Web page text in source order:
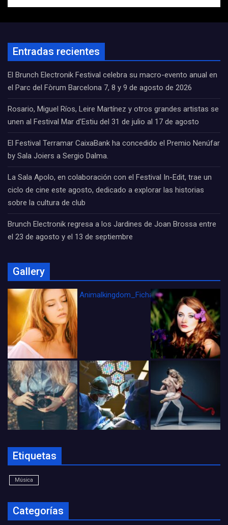
Entradas recientes
El Brunch Electronik Festival celebra su macro-evento anual en
el Parc del Fòrum Barcelona 7, 8 y 9 de agosto de 2026
Rosario, Miguel Ríos, Leire Martínez y otros grandes artistas se
unen al Festival Mar d’Estiu del 31 de julio al 17 de agosto
El Festival Terramar CaixaBank ha concedido el Premio Nenúfar
by Sala Joiers a Sergio Dalma.
La Sala Apolo, en colaboración con el Festival In-Edit, trae un
ciclo de cine este agosto, dedicado a explorar las historias
sobre la cultura de club
Brunch Electronik regresa a los Jardines de Joan Brossa entre
el 23 de agosto y el 13 de septiembre
Gallery
Animalkingdom_FichaCine
Etiquetas
Música
Categorías